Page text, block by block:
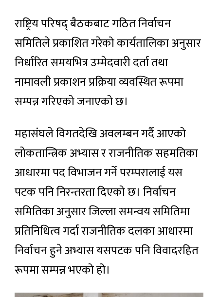
राष्ट्रिय परिषद् बैठकबाट गठित निर्वाचन
समितिले प्रकाशित गरेको कार्यतालिका अनुसार
निर्धारित समयभित्र उम्मेदवारी दर्ता तथा
नामावली प्रकाशन प्रक्रिया व्यवस्थित रूपमा
सम्पन्न गरिएको जनाएको छ।
महासंघले विगतदेखि अवलम्बन गर्दै आएको
लोकतान्त्रिक अभ्यास र राजनीतिक सहमतिका
आधारमा पद विभाजन गर्ने परम्परालाई यस
पटक पनि निरन्तरता दिएको छ। निर्वाचन
समितिका अनुसार जिल्ला समन्वय समितिमा
प्रतिनिधित्व गर्दा राजनीतिक दलका आधारमा
निर्वाचन हुने अभ्यास यसपटक पनि विवादरहित
रूपमा सम्पन्न भएको हो।